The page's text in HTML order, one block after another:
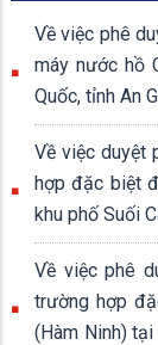
Về việc phê
máy nước hồ
Quốc, tỉnh An
Về việc duyệt
hợp đặc biệt
khu phố Suối
Về việc phê
trường hợp
(Hàm Ninh) tại